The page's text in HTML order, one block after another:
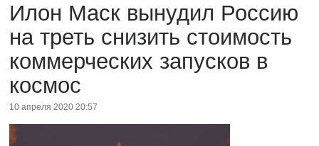
Илон Маск вынудил Россию
на треть снизить стоимость
коммерческих запусков в
космос
10 апреля 2020 20:57